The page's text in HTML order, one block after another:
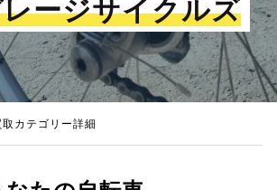
ージサイクルズ
カテゴリー詳細